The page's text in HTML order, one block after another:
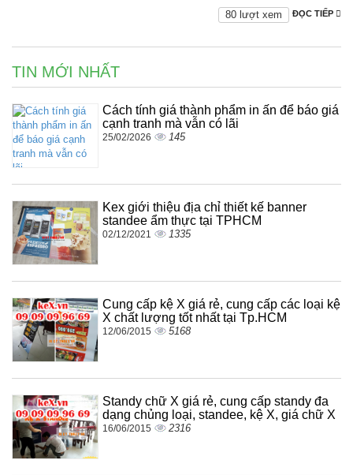
ĐỌC TIẾP
80 lượt xem
TIN MỚI NHẤT
Cách tính giá thành phẩm in ấn để báo giá
cạnh tranh mà vẫn có lãi
25/02/2026 145
Kex giới thiệu địa chỉ thiết kế banner
standee ẩm thực tại TPHCM
02/12/2021 1335
Cung cấp kệ X giá rẻ, cung cấp các loại kệ
X chất lượng tốt nhất tại Tp.HCM
12/06/2015 5168
Standy chữ X giá rẻ, cung cấp standy đa
dạng chủng loại, standee, kệ X, giá chữ X
16/06/2015 2316